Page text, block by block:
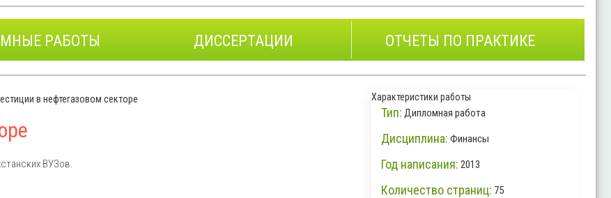
РАБОТЫ ДИССЕРТАЦИИ ОТЧЕТЫ ПО ПРАКТИКЕ
в нефтегазовом секторе
ВУЗов.
Характеристики работы
Тип: Дипломная работа
Дисциплина: Финансы
Год написания: 2013
Количество страниц: 75